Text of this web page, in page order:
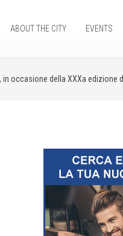
ABOUT THE CITY EVENTS
in occasione della XXXa edizione